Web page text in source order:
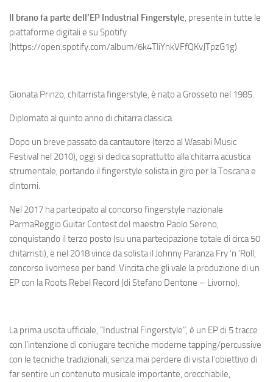
Il brano fa parte dell’EP Industrial Fingerstyle, presente in tutte le
piattaforme digitali e su Spotify
(https://open.spotify.com/album/6k4TliYnkVFfQKvJTpzG1g)
Gionata Prinzo, chitarrista fingerstyle, è nato a Grosseto nel 1985.
Diplomato al quinto anno di chitarra classica.
Dopo un breve passato da cantautore (terzo al Wasabi Music
Festival nel 2010), oggi si dedica soprattutto alla chitarra acustica
strumentale, portando il fingerstyle solista in giro per la Toscana e
dintorni.
Nel 2017 ha partecipato al concorso fingerstyle nazionale
ParmaReggio Guitar Contest del maestro Paolo Sereno,
conquistando il terzo posto (su una partecipazione totale di circa 50
chitarristi), e nel 2018 vince da solista il Johnny Paranza Fry ‘n ‘Roll,
concorso livornese per band. Vincita che gli vale la produzione di un
EP con la Roots Rebel Record (di Stefano Dentone – Livorno).
La prima uscita ufficiale, “Industrial Fingerstyle”, è un EP di 5 tracce
con l’intenzione di coniugare tecniche moderne tapping/percussive
con le tecniche tradizionali, senza mai perdere di vista l’obiettivo di
far sentire un contenuto musicale importante, orecchiabile,